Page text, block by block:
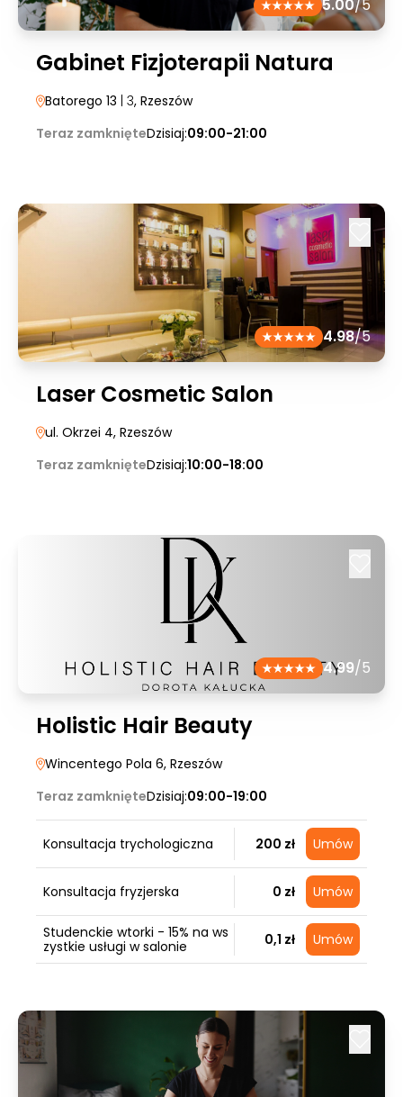
5.00/5
Gabinet Fizjoterapii Natura
Batorego 13 | 3, Rzeszów
Teraz zamknięteDzisiaj:09:00-21:00
4.98/5
Laser Cosmetic Salon
ul. Okrzei 4, Rzeszów
Teraz zamknięteDzisiaj:10:00-18:00
4.99/5
Holistic Hair Beauty
Wincentego Pola 6, Rzeszów
Teraz zamknięteDzisiaj:09:00-19:00
Konsultacja trychologiczna 200 zł Umów
Konsultacja fryzjerska 0 zł Umów
Studenckie wtorki - 15% na ws
zystkie usługi w salonie
0,1 zł Umów